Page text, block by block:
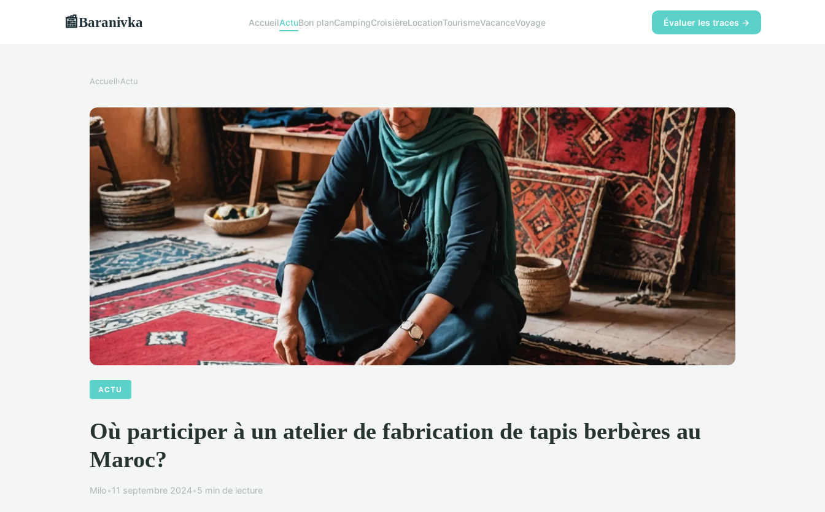
📰Baranivka AccueilActuBon planCampingCroisièreLocationTourismeVacanceVoyage Évaluer les traces →
Accueil›Actu
ACTU
Où participer à un atelier de fabrication de tapis berbères au
Maroc?
Milo•11 septembre 2024•5 min de lecture